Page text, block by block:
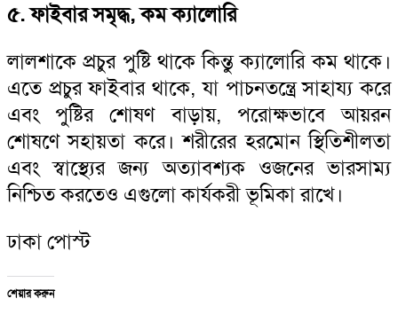
৫. ফাইবার সমৃদ্ধ, কম ক্যালোরি
লালশাকে প্রচুর পুষ্টি থাকে কিন্তু ক্যালোরি কম থাকে।
এতে প্রচুর ফাইবার থাকে, যা পাচনতন্ত্রে সাহায্য করে
এবং পুষ্টির শোষণ বাড়ায়, পরোক্ষভাবে আয়রন
শোষণে সহায়তা করে। শরীরের হরমোন স্থিতিশীলতা
এবং স্বাস্থ্যের জন্য অত্যাবশ্যক ওজনের ভারসাম্য
নিশ্চিত করতেও এগুলো কার্যকরী ভূমিকা রাখে।
ঢাকা পোস্ট
শেয়ার করুন